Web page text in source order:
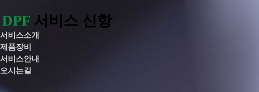
Toggle
navigation
DPF 서비스 신항
서비스소개
제품장비
서비스안내
오시는길